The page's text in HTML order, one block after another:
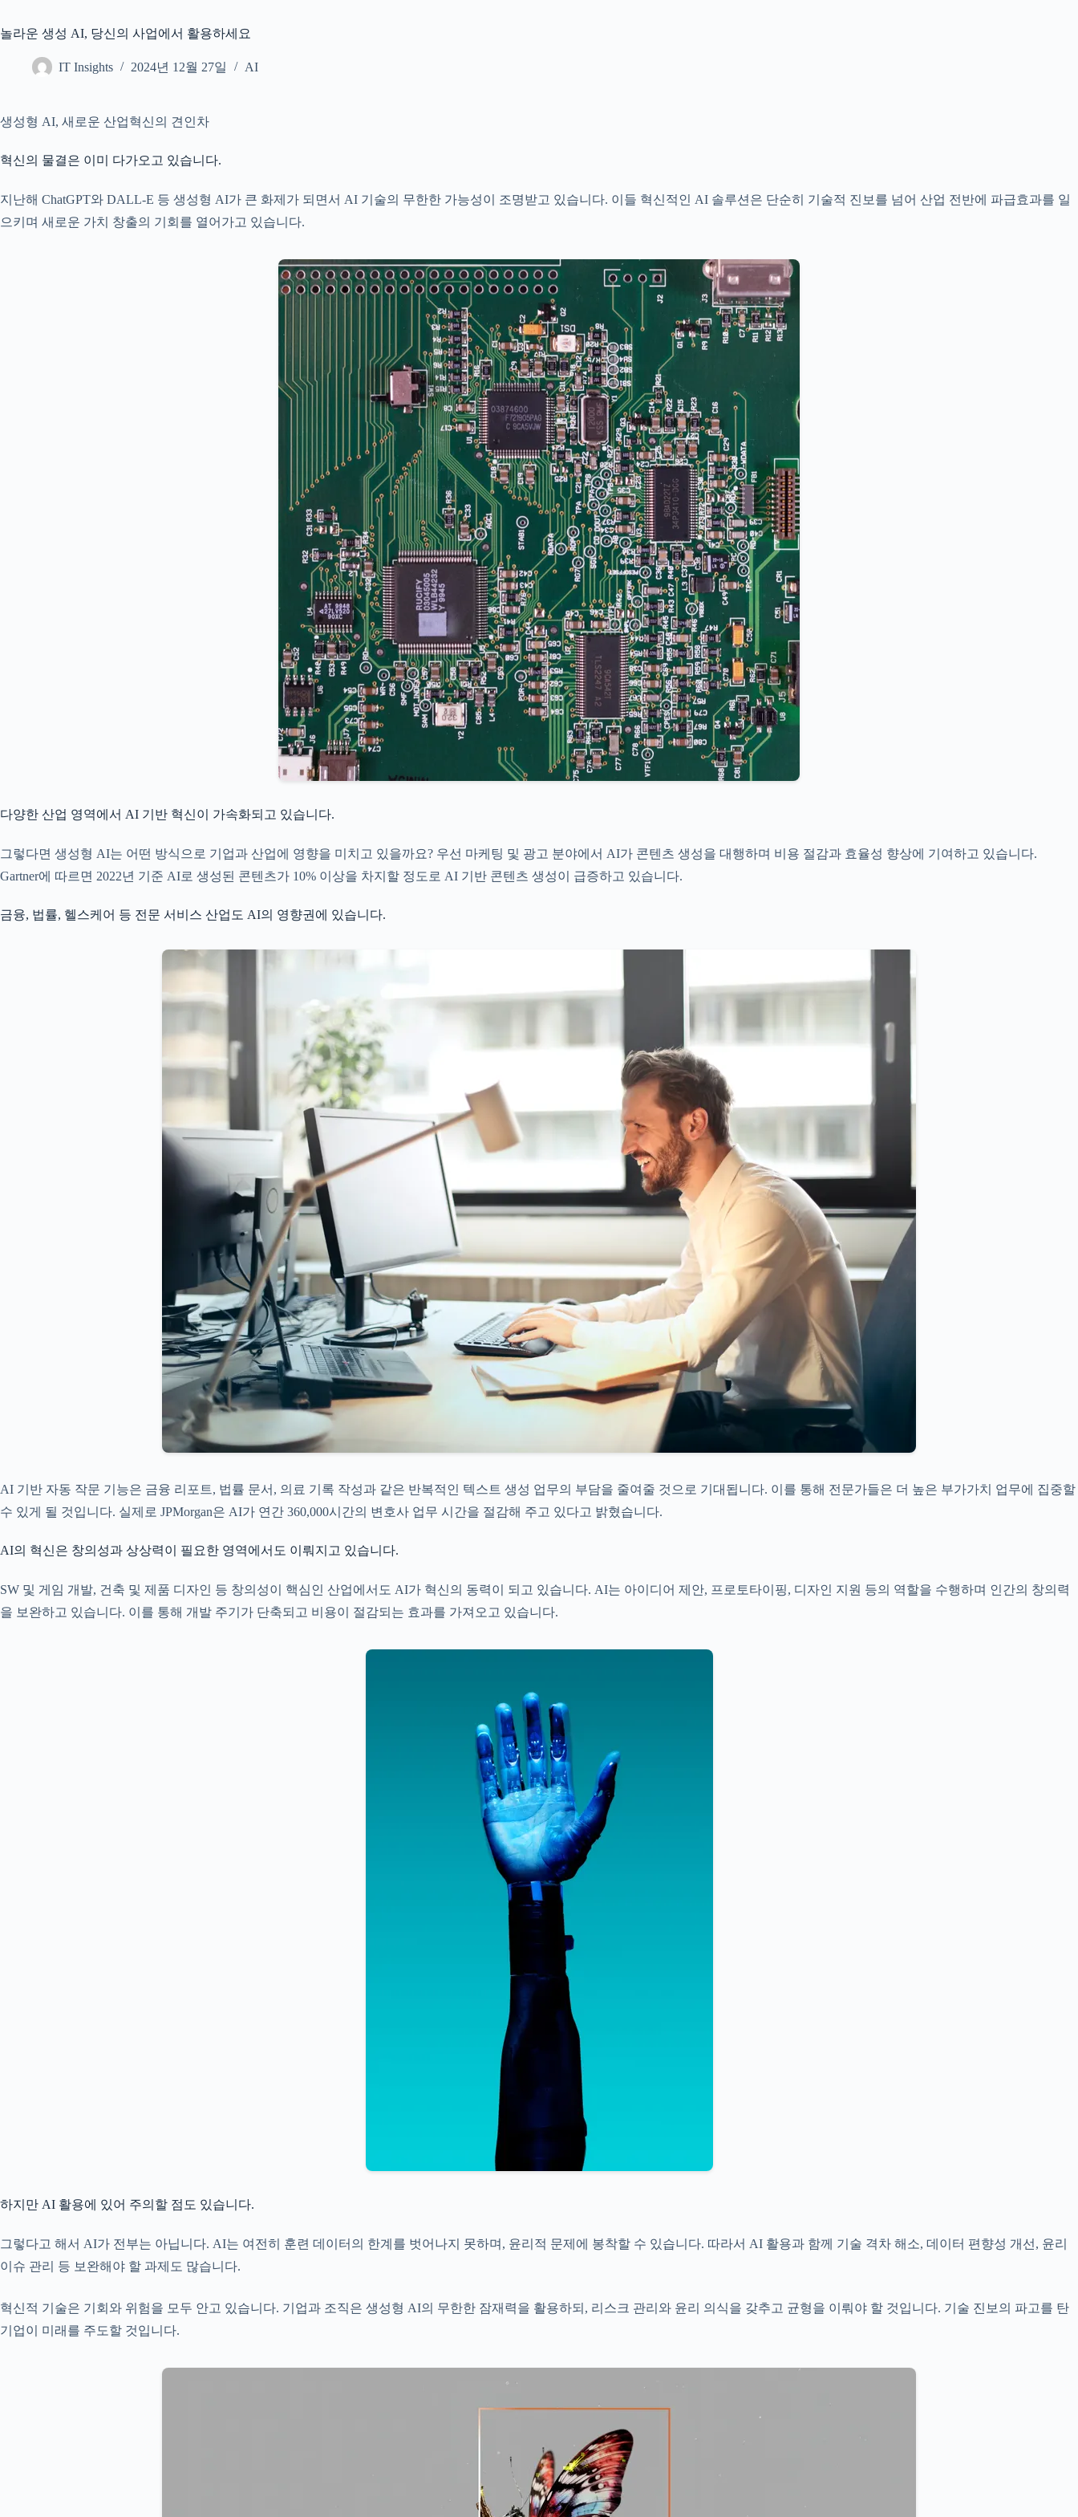
놀라운 생성 AI, 당신의 사업에서 활용하세요
IT Insights 2024년 12월 27일 AI
생성형 AI, 새로운 산업혁신의 견인차
혁신의 물결은 이미 다가오고 있습니다.
지난해 ChatGPT와 DALL-E 등 생성형 AI가 큰 화제가 되면서 AI 기술의 무한한 가능성이 조명받고 있습니다. 이들 혁신적인 AI 솔루션은 단순히 기술적 진보를 넘어 산업 전반에 파급효과를 일
으키며 새로운 가치 창출의 기회를 열어가고 있습니다.
다양한 산업 영역에서 AI 기반 혁신이 가속화되고 있습니다.
그렇다면 생성형 AI는 어떤 방식으로 기업과 산업에 영향을 미치고 있을까요? 우선 마케팅 및 광고 분야에서 AI가 콘텐츠 생성을 대행하며 비용 절감과 효율성 향상에 기여하고 있습니다.
Gartner에 따르면 2022년 기준 AI로 생성된 콘텐츠가 10% 이상을 차지할 정도로 AI 기반 콘텐츠 생성이 급증하고 있습니다.
금융, 법률, 헬스케어 등 전문 서비스 산업도 AI의 영향권에 있습니다.
AI 기반 자동 작문 기능은 금융 리포트, 법률 문서, 의료 기록 작성과 같은 반복적인 텍스트 생성 업무의 부담을 줄여줄 것으로 기대됩니다. 이를 통해 전문가들은 더 높은 부가가치 업무에 집중할
수 있게 될 것입니다. 실제로 JPMorgan은 AI가 연간 360,000시간의 변호사 업무 시간을 절감해 주고 있다고 밝혔습니다.
AI의 혁신은 창의성과 상상력이 필요한 영역에서도 이뤄지고 있습니다.
SW 및 게임 개발, 건축 및 제품 디자인 등 창의성이 핵심인 산업에서도 AI가 혁신의 동력이 되고 있습니다. AI는 아이디어 제안, 프로토타이핑, 디자인 지원 등의 역할을 수행하며 인간의 창의력
을 보완하고 있습니다. 이를 통해 개발 주기가 단축되고 비용이 절감되는 효과를 가져오고 있습니다.
하지만 AI 활용에 있어 주의할 점도 있습니다.
그렇다고 해서 AI가 전부는 아닙니다. AI는 여전히 훈련 데이터의 한계를 벗어나지 못하며, 윤리적 문제에 봉착할 수 있습니다. 따라서 AI 활용과 함께 기술 격차 해소, 데이터 편향성 개선, 윤리
이슈 관리 등 보완해야 할 과제도 많습니다.
혁신적 기술은 기회와 위험을 모두 안고 있습니다. 기업과 조직은 생성형 AI의 무한한 잠재력을 활용하되, 리스크 관리와 윤리 의식을 갖추고 균형을 이뤄야 할 것입니다. 기술 진보의 파고를 탄
기업이 미래를 주도할 것입니다.